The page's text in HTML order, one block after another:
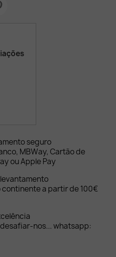
seguro
MBWay, Cartão de
ou Apple Pay
a partir de 100€
desafiar-nos... whatsapp: